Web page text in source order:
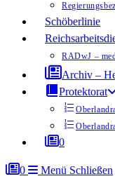
Schöberlinie
RADwJ –
Archiv –
Protektorat
0
0 Menü Schließen